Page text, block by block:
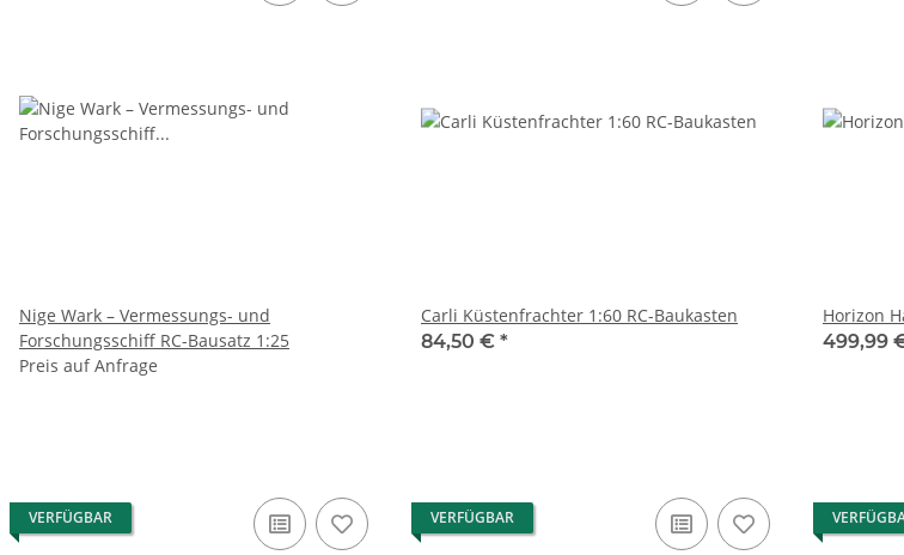
Nige Wark – Vermessungs- und
Forschungsschiff RC-Bausatz 1:25
Preis auf Anfrage
Carli Küstenfrachter 1:60 RC-Baukasten
84,50 € *
499,99
VERFÜGBAR VERFÜGBAR